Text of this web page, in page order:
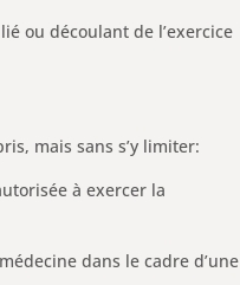
ou découlant de l’exercice
mais sans s’y limiter:
à exercer la
dans le cadre d’une